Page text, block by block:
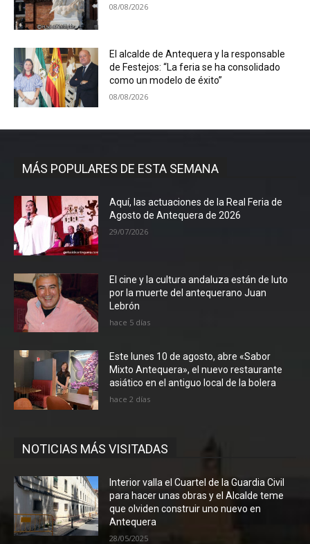
08/08/2026
El alcalde de Antequera y la responsable
de Festejos: “La feria se ha consolidado
como un modelo de éxito”
08/08/2026
MÁS POPULARES DE ESTA SEMANA
Aquí, las actuaciones de la Real Feria de
Agosto de Antequera de 2026
29/07/2026
El cine y la cultura andaluza están de luto
por la muerte del antequerano Juan
Lebrón
hace 5 días
Este lunes 10 de agosto, abre «Sabor
Mixto Antequera», el nuevo restaurante
asiático en el antiguo local de la bolera
hace 2 días
NOTICIAS MÁS VISITADAS
Interior valla el Cuartel de la Guardia Civil
para hacer unas obras y el Alcalde teme
que olviden construir uno nuevo en
Antequera
28/05/2025